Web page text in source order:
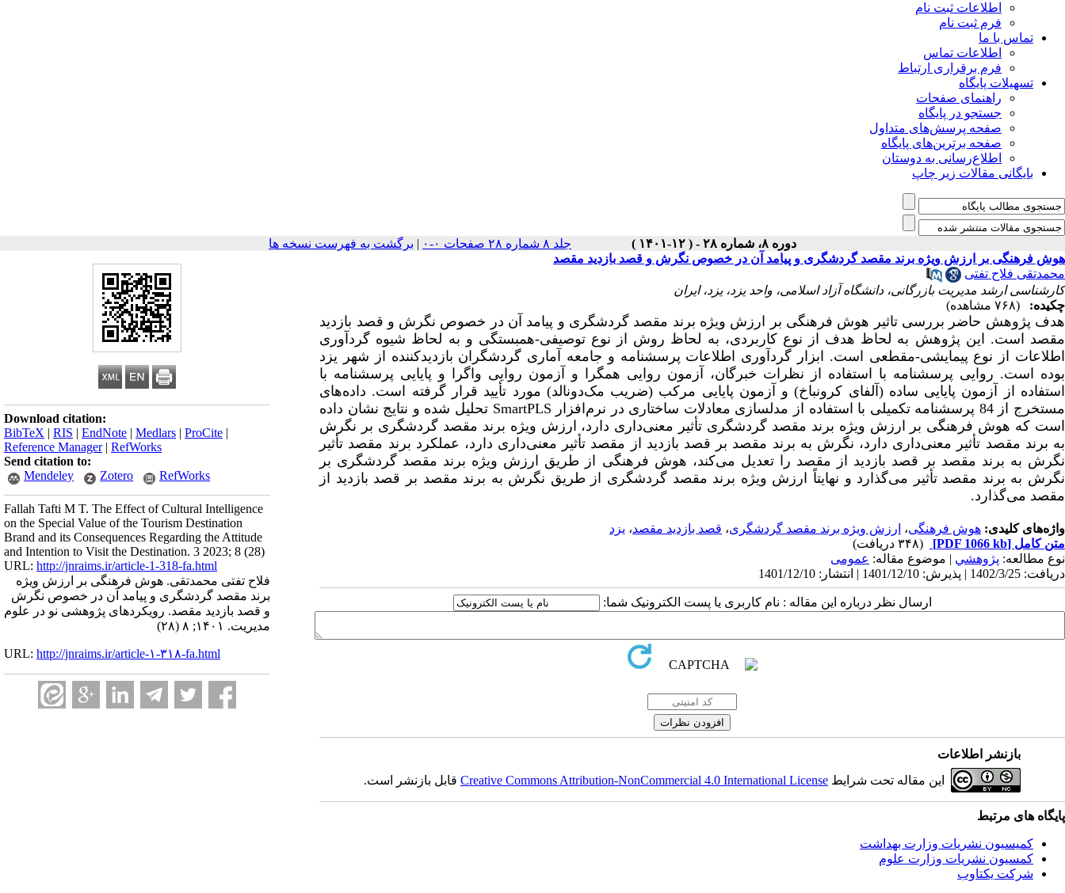
اطلاعات ثبت نام
فرم ثبت نام
تماس با ما
اطلاعات تماس
فرم برقراری ارتباط
تسهیلات پایگاه
راهنمای صفحات
جستجو در پایگاه
صفحه پرسش‌های متداول
صفحه برترین‌های پایگاه
اطلاع‌رسانی به دوستان
بایگانی مقالات زیر چاپ
دوره ۸، شماره ۲۸ - ( ۱۲-۱۴۰۱ ) جلد ۸ شماره ۲۸ صفحات ۰-۰ | برگشت به فهرست نسخه ها
Download citation:
BibTeX | RIS | EndNote | Medlars | ProCite |
Reference Manager| RefWorks
Send citation to:
Mendeley
Zotero RefWorks
Fallah Tafti M T. The Effect of Cultural Intelligence
on the Special Value of the Tourism Destination
Brand and its Consequences Regarding the Attitude
and Intention to Visit the Destination. 3 2023; 8 (28)
URL: http://jnraims.ir/article-1-318-fa.html
فلاح تفتی محمدتقی. هوش فرهنگی بر ارزش ویژه
برند مقصد گردشگری و پیامد آن در خصوص نگرش
و قصد بازدید مقصد. رویکردهای پژوهشی نو در علوم
مدیریت. ۱۴۰۱; ۸ (۲۸)
URL: http://jnraims.ir/article-۱-۳۱۸-fa.html
هوش فرهنگی بر ارزش ویژه برند مقصد گردشگری و پیامد آن در خصوص نگرش و قصد بازدید مقصد
محمدتقی فلاح تفتی
کارشناسی ارشد مدیریت بازرگانی، دانشگاه آزاد اسلامی، واحد یزد، یزد، ایران
چکیده:
(۷۶۸ مشاهده)
هدف پژوهش حاضر بررسی تاثیر هوش فرهنگی بر ارزش ویژه برند مقصد گردشگری و پیامد آن در خصوص نگرش و قصد بازدید
مقصد است. این پژوهش به لحاظ هدف از نوع کاربردی، به لحاظ روش از نوع توصیفی-همبستگی و به لحاظ شیوه گردآوری
اطلاعات از نوع پیمایشی-مقطعی است. ابزار گردآوری اطلاعات پرسشنامه و جامعه آماری گردشگران بازدیدکننده از شهر یزد
بوده است. روایی پرسشنامه با استفاده از نظرات خبرگان، آزمون روایی همگرا و آزمون روایی واگرا و پایایی پرسشنامه با
استفاده از آزمون پایایی ساده (آلفای کرونباخ) و آزمون پایایی مرکب (ضریب مک‌دونالد) مورد تأیید قرار گرفته است. داده‌های
مستخرج از 84 پرسشنامه تکمیلی با استفاده از مدلسازی معادلات ساختاری در نرم‌افزار
SmartPLS تحلیل شده و نتایج نشان داده
است که هوش فرهنگی بر ارزش ویژه برند مقصد گردشگری تأثیر معنی‌داری دارد، ارزش ویژه برند مقصد گردشگری بر نگرش
به برند مقصد تأثیر معنی‌داری دارد، نگرش به برند مقصد بر قصد بازدید از مقصد تأثیر معنی‌داری دارد، عملکرد برند مقصد تأثیر
نگرش به برند مقصد بر قصد بازدید از مقصد را تعدیل می‌کند، هوش فرهنگی از طریق ارزش ویژه برند مقصد گردشگری بر
نگرش به برند مقصد تأثیر می‌گذارد و نهایتاً ارزش ویژه برند مقصد گردشگری از طریق نگرش به برند مقصد بر قصد بازدید از
مقصد می‌گذارد.
واژه‌های کلیدی: هوش فرهنگی، ارزش ویژه برند مقصد گردشگری، قصد بازدید مقصد، یزد
متن کامل [PDF 1066 kb]
(۳۴۸ دریافت)
نوع مطالعه: پژوهشي | موضوع مقاله: عمومى
دریافت: 1402/3/25 | پذیرش: 1401/12/10 | انتشار: 1401/12/10
ارسال نظر درباره این مقاله : نام کاربری یا پست الکترونیک شما:
بازنشر اطلاعات
این مقاله تحت شرایط Creative Commons Attribution-NonCommercial 4.0 International Licenseقابل بازنشر است.
پایگاه های مرتبط
کمیسیون نشریات وزارت بهداشت
کمسیون نشریات وزارت علوم
شرکت یکتاوب